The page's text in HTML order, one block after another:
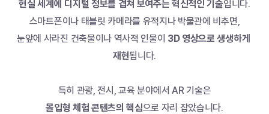
현실 세계에 디지털 정보를 겹쳐 보여주는 혁신적인 기술입니다.
스마트폰이나 태블릿 카메라를 유적지나 박물관에 비추면,
눈앞에 사라진 건축물이나 역사적 인물이 3D 영상으로 생생하게
재현됩니다.
특히 관광, 전시, 교육 분야에서 AR 기술은
몰입형 체험 콘텐츠의 핵심으로 자리 잡았습니다.